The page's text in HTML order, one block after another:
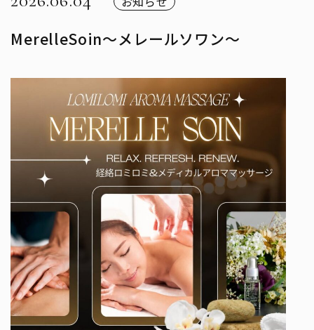
MerelleSoin～メレールソワン～